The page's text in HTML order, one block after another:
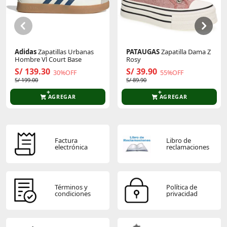
Sé el primero en comentar y acumula Puntos.
AdidasZapatillas Urbanas
Hombre Vl Court Base
S/ 139.30 30%OFF
S/ 199.00
AGREGAR
PATAUGASZapatilla Dama Z
Rosy
S/ 39.90 55%OFF
S/ 89.90
AGREGAR
Factura
electrónica
Libro de
reclamaciones
Términos y
condiciones
Política de
privacidad